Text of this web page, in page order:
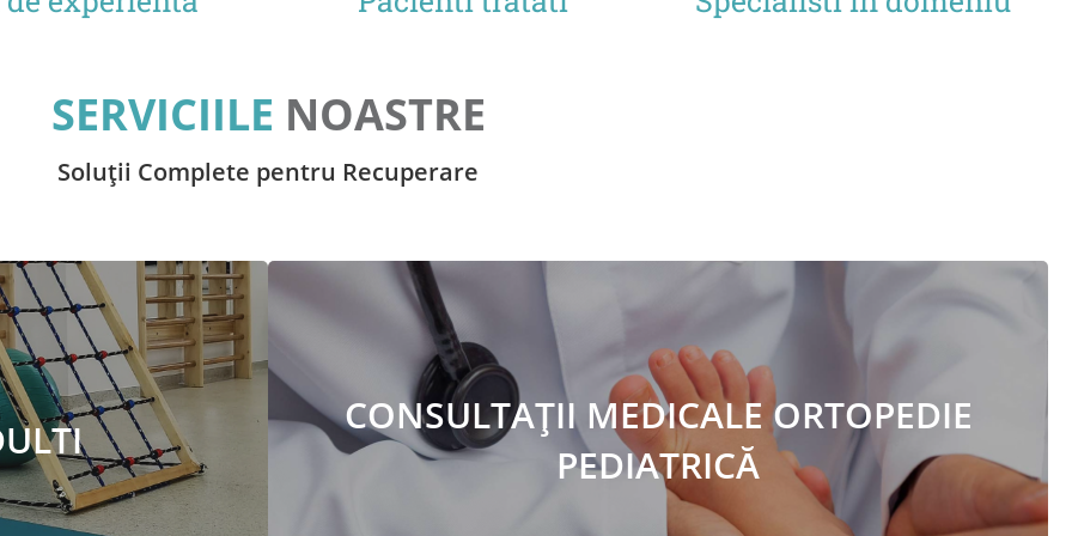
SERVICIILE NOASTRE
Soluții Complete pentru Recuperare
CONSULTAȚII MEDICALE ORTOPEDIE
PEDIATRICĂ
Consultații ortopedie pediatrică